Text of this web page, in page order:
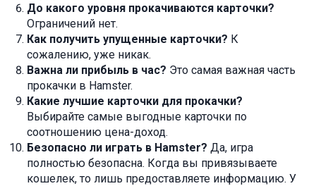
До какого уровня прокачиваются карточки?
Ограничений нет.
Как получить упущенные карточки? К
сожалению, уже никак.
Важна ли прибыль в час? Это самая важная часть
прокачки в Hamster.
Какие лучшие карточки для прокачки?
Выбирайте самые выгодные карточки по
соотношению цена-доход.
Безопасно ли играть в Hamster? Да, игра
полностью безопасна. Когда вы привязываете
кошелек, то лишь предоставляете информацию. У